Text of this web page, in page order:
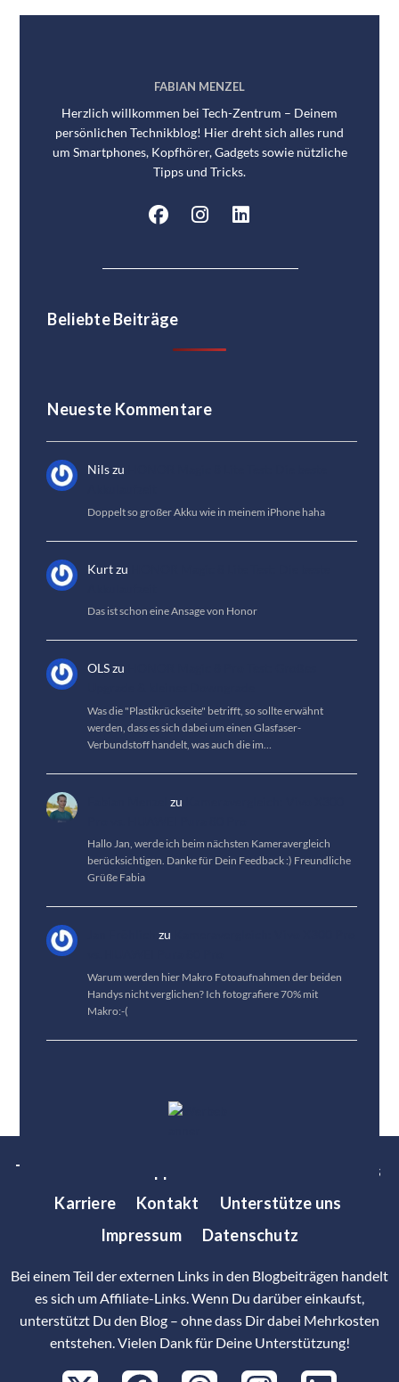
FABIAN MENZEL
Herzlich willkommen bei Tech-Zentrum – Deinem
persönlichen Technikblog! Hier dreht sich alles rund
um Smartphones, Kopfhörer, Gadgets sowie nützliche
Tipps und Tricks.
Beliebte Beiträge
Neueste Kommentare
Nilszu
Doppelt so großer Akku wie in meinem iPhone haha
Kurtzu
Das ist schon eine Ansage von Honor
OLSzu
Was die "Plastikrückseite" betrifft, so sollte erwähnt
werden, dass es sich dabei um einen Glasfaser-
Verbundstoff handelt, was auch die im…
zu
Hallo Jan, werde ich beim nächsten Kameravergleich
berücksichtigen. Danke für Dein Feedback :) Freundliche
Grüße Fabia
zu
Warum werden hier Makro Fotoaufnahmen der beiden
Handys nicht verglichen? Ich fotografiere 70% mit
Makro:-(
Tests
Über uns
Karriere
Kontakt
Unterstütze uns
Impressum
Datenschutz
Bei einem Teil der externen Links in den Blogbeiträgen handelt
es sich um Affiliate-Links. Wenn Du darüber einkaufst,
unterstützt Du den Blog – ohne dass Dir dabei Mehrkosten
entstehen. Vielen Dank für Deine Unterstützung!